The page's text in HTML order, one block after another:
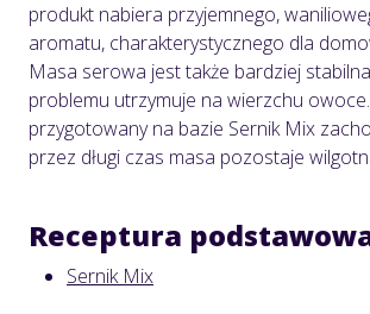
produkt nabiera przyjemnego,
aromatu, charakterystycznego dla
Masa serowa jest także bardziej
problemu utrzymuje na wierzchu
przygotowany na bazie Sernik Mix
przez długi czas masa pozostaje
Receptura
Sernik Mix